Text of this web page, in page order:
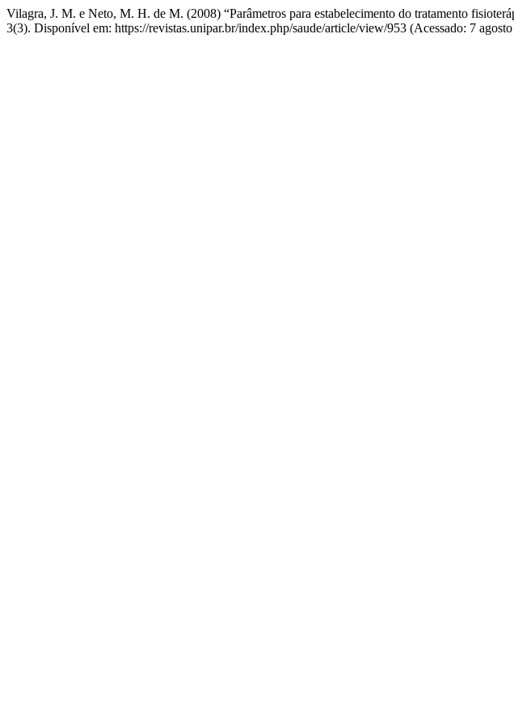
Vilagra, J. M. e Neto, M. H. de M. (2008) “Parâmetros para estabelecimento do tratamento
3(3). Disponível em: https://revistas.unipar.br/index.php/saude/article/view/953 (Acessado: 7